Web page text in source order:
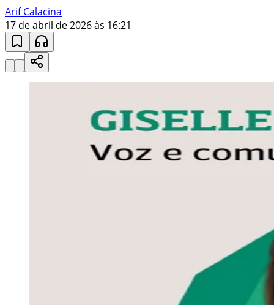
Arif Calacina
17 de abril de 2026 às 16:21